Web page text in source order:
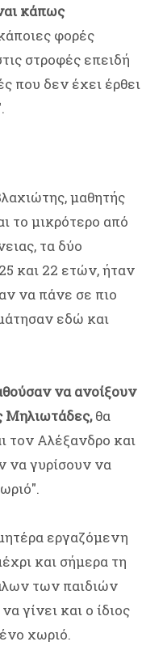
κάπως
φορές
στροφές επειδή
που δεν έχει έρθει
μαθητής
το μικρότερο από
τα δύο
και 22 ετών, ήταν
να πάνε σε πιο
εδώ και
να ανοίξουν
Μηλιωτάδες,θα
τον Αλέξανδρο και
να γυρίσουν να
εργαζόμενη
και σήμερα τη
των παιδιών
γίνει και ο ίδιος
χωριό.